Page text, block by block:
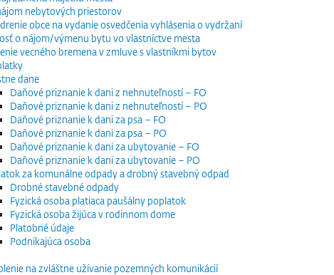
nebytových priestorov
obce na vydanie osvedčenia vyhlásenia o vydržaní
o nájom/výmenu bytu vo vlastníctve mesta
vecného bremena v zmluve s vlastníkmi bytov
dane
Daňové priznanie k dani z nehnuteľností – FO
Daňové priznanie k dani z nehnuteľností – PO
Daňové priznanie k dani za psa – FO
Daňové priznanie k dani za psa – PO
Daňové priznanie k dani za ubytovanie – FO
Daňové priznanie k dani za ubytovanie – PO
za komunálne odpady a drobný stavebný odpad
Drobné stavebné odpady
Fyzická osoba platiaca paušálny poplatok
Fyzická osoba žijúca v rodinnom dome
Platobné údaje
Podnikajúca osoba
na zvláštne užívanie pozemných komunikácií